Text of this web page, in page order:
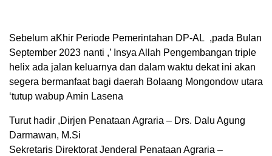
Sebelum aKhir Periode Pemerintahan DP-AL ,pada Bulan
September 2023 nanti ,’ Insya Allah Pengembangan triple
helix ada jalan keluarnya dan dalam waktu dekat ini akan
segera bermanfaat bagi daerah Bolaang Mongondow utara
‘tutup wabup Amin Lasena
Turut hadir ,Dirjen Penataan Agraria – Drs. Dalu Agung
Darmawan, M.Si
Sekretaris Direktorat Jenderal Penataan Agraria –